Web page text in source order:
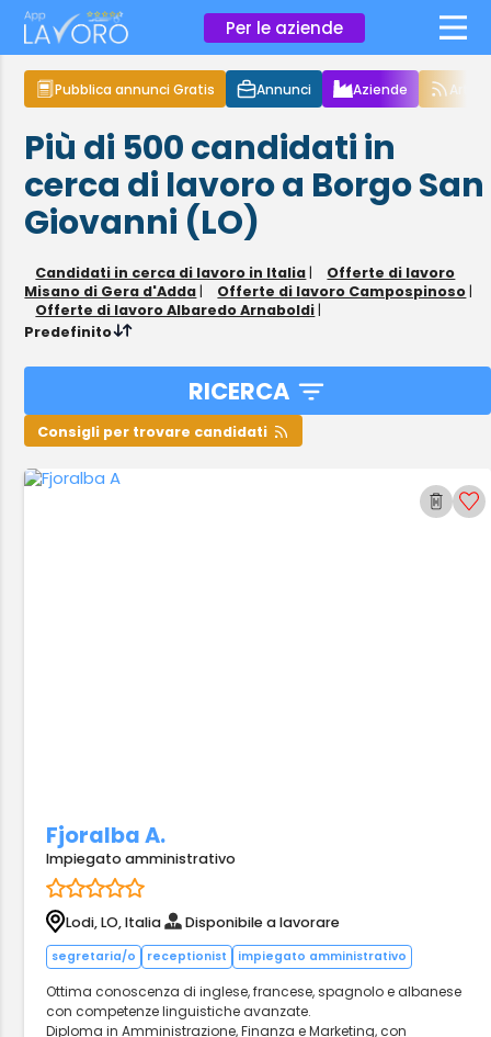
Per le aziende ×
Pubblica annunci Gratis Annunci Aziende
Più di 500candidati in
cerca di lavoroa Borgo San
Giovanni (LO)
Candidati in cerca di lavoro in Italia |
Offerte di lavoro
Misano di Gera d'Adda | Offerte di lavoro Campospinoso |
Offerte di lavoro Albaredo Arnaboldi |
Predefinito
RICERCA
Consigli per trovare candidati
Fjoralba A.
Impiegato amministrativo
Lodi, LO, Italia Disponibile a lavorare
segretaria/o receptionist impiegato amministrativo
Ottima conoscenza di inglese, francese, spagnolo e albanese
con competenze linguistiche avanzate.
Diploma in Amministrazione, Finanza e Marketing, con